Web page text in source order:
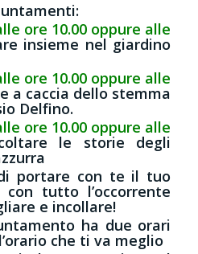
ore 10.00 oppure alle
insieme nel giardino
ore 10.00 oppure alle
a caccia dello stemma
Delfino.
ore 10.00 oppure alle
le storie degli
con te il tuo
tutto l’occorrente
e incollare!
ha due orari
che ti va meglio